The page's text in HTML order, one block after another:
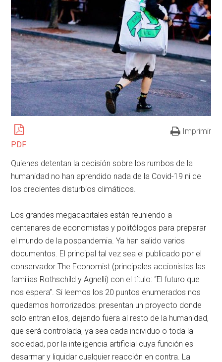
PDF
Imprimir
Quienes detentan la decisión sobre los rumbos de la
humanidad no han aprendido nada de la Covid-19 ni de
los crecientes disturbios climáticos.
Los grandes megacapitales están reuniendo a
centenares de economistas y politólogos para preparar
el mundo de la pospandemia. Ya han salido varios
documentos. El principal tal vez sea el publicado por el
conservador The Economist (principales accionistas las
familias Rothschild y Agnelli) con el título: “El futuro que
nos espera”. Si leemos los 20 puntos enumerados nos
quedamos horrorizados: presentan un proyecto donde
solo entran ellos, dejando fuera al resto de la humanidad,
que será controlada, ya sea cada individuo o toda la
sociedad, por la inteligencia artificial cuya función es
desarmar y liquidar cualquier reacción en contra. La